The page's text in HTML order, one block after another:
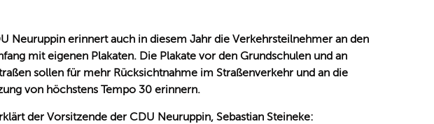
Neuruppin erinnert auch in diesem Jahr die Verkehrsteilnehmer an den
mit eigenen Plakaten. Die Plakate vor den Grundschulen und an
sollen für mehr Rücksichtnahme im Straßenverkehr und an die
von höchstens Tempo 30 erinnern.
der Vorsitzende der CDU Neuruppin, Sebastian Steineke: